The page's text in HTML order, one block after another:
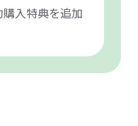
購入特典を追加